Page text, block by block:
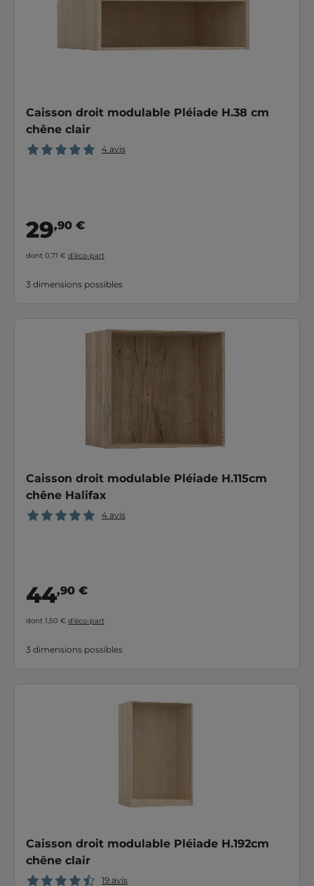
Caisson droit modulable Pléiade H.38 cm
chêne clair
4 avis
29,90 €
dont 0,71 € d’éco-part
3 dimensions possibles
Caisson droit modulable Pléiade H.115cm
chêne Halifax
4 avis
44,90 €
dont 1,50 € d’éco-part
3 dimensions possibles
Caisson droit modulable Pléiade H.192cm
chêne clair
19 avis